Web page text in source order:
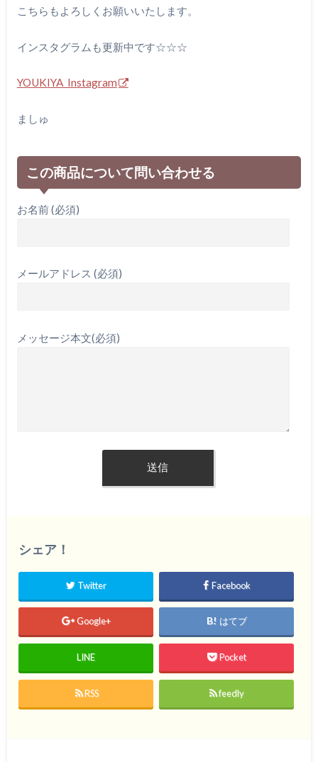
こちらもよろしくお願いいたします。
インスタグラムも更新中です☆☆☆
YOUKIYA Instagram
ましゅ
この商品について問い合わせる
お名前 (必須)
メールアドレス (必須)
メッセージ本文(必須)
シェア！
Twitter Facebook
Google+ はてブ
LINE Pocket
RSS feedly